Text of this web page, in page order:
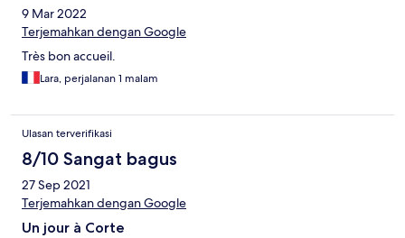
9 Mar 2022
Terjemahkan dengan Google
Très bon accueil.
Lara, perjalanan 1 malam
Ulasan terverifikasi
8/10 Sangat bagus
27 Sep 2021
Terjemahkan dengan Google
Un jour à Corte